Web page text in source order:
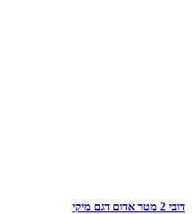
דובי 2 מטר אדום דגם מיקי